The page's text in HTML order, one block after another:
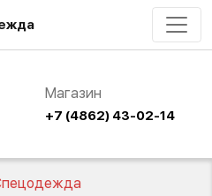
Магазин
+7 (4862) 43-02-14